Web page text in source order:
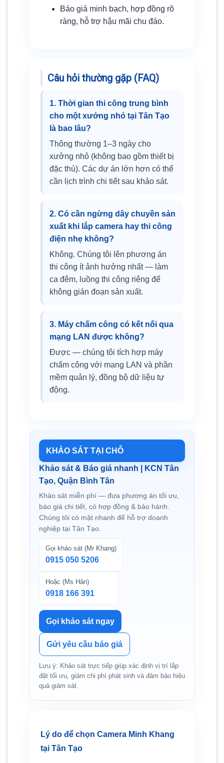
Báo giá minh bạch, hợp đồng rõ
ràng, hỗ trợ hậu mãi chu đáo.
Câu hỏi thường gặp (FAQ)
1. Thời gian thi công trung bình
cho một xưởng nhỏ tại Tân Tạo
là bao lâu?
Thông thường 1–3 ngày cho
xưởng nhỏ (không bao gồm thiết bị
đặc thù). Các dự án lớn hơn có thể
cần lịch trình chi tiết sau khảo sát.
2. Có cần ngừng dây chuyền sản
xuất khi lắp camera hay thi công
điện nhẹ không?
Không. Chúng tôi lên phương án
thi công ít ảnh hưởng nhất — làm
ca đêm, luồng thi công riêng để
không gián đoạn sản xuất.
3. Máy chấm công có kết nối qua
mạng LAN được không?
Được — chúng tôi tích hợp máy
chấm công với mạng LAN và phần
mềm quản lý, đồng bộ dữ liệu tự
động.
KHẢO SÁT TẠI CHỖ
Khảo sát & Báo giá nhanh | KCN Tân
Tạo, Quận Bình Tân
Khảo sát miễn phí — đưa phương án tối ưu,
báo giá chi tiết, có hợp đồng & bảo hành.
Chúng tôi có mặt nhanh để hỗ trợ doanh
nghiệp tại Tân Tạo.
Gọi khảo sát (Mr Khang)
0915 050 5206
Hoặc (Ms Hân)
0918 166 391
Gọi khảo sát ngay
Gửi yêu cầu báo giá
Lưu ý: Khảo sát trực tiếp giúp xác định vị trí lắp
đặt tối ưu, giảm chi phí phát sinh và đảm bảo hiệu
quả giám sát.
Lý do để chọn Camera Minh Khang
tại Tân Tạo